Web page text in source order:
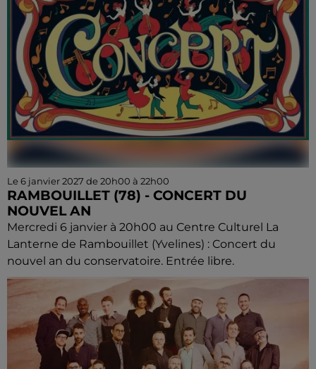
Le 6 janvier 2027 de 20h00 à 22h00
RAMBOUILLET (78) - CONCERT DU
NOUVEL AN
Mercredi 6 janvier à 20h00 au Centre Culturel La
Lanterne de Rambouillet (Yvelines) : Concert du
nouvel an du conservatoire. Entrée libre.